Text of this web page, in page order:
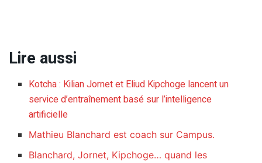
Lire aussi
Kotcha : Kilian Jornet et Eliud Kipchoge lancent un
service d’entraînement basé sur l’intelligence
artificielle
Mathieu Blanchard est coach sur Campus.
Blanchard, Jornet, Kipchoge… quand les